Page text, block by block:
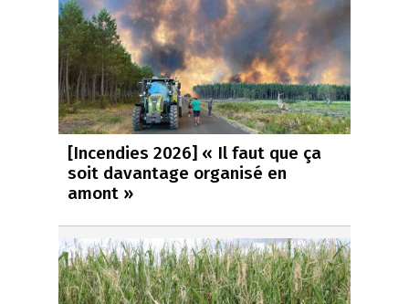
[Incendies 2026] « Il faut que ça
soit davantage organisé en
amont »